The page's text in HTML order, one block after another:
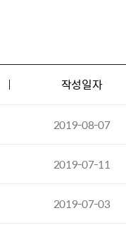
작성일자
2019-08-07
2019-07-11
2019-07-03